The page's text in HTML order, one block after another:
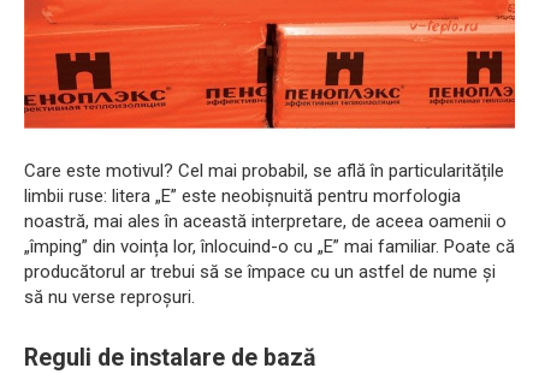
Care este motivul? Cel mai probabil, se află în particularitățile
limbii ruse: litera „E” este neobișnuită pentru morfologia
noastră, mai ales în această interpretare, de aceea oamenii o
„împing” din voința lor, înlocuind-o cu „E” mai familiar. Poate că
producătorul ar trebui să se împace cu un astfel de nume și
să nu verse reproșuri.
Reguli de instalare de bază